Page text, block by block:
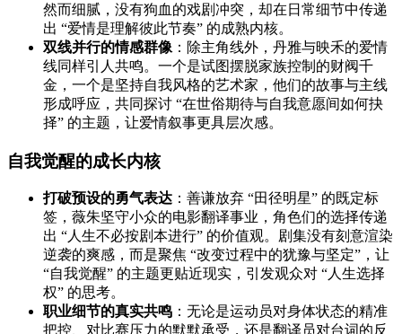
然而细腻，没有狗血的戏剧冲突，却在日常细节中传递
出 “爱情是理解彼此节奏” 的成熟内核。
双线并行的情感群像 ：除主角线外，丹雅与映禾的爱情
线同样引人共鸣。一个是试图摆脱家族控制的财阀千
金，一个是坚持自我风格的艺术家，他们的故事与主线
形成呼应，共同探讨 “在世俗期待与自我意愿间如何抉
择” 的主题，让爱情叙事更具层次感。
自我觉醒的成长内核
打破预设的勇气表达 ：善谦放弃 “田径明星” 的既定标
签，薇朱坚守小众的电影翻译事业，角色们的选择传递
出 “人生不必按剧本进行” 的价值观。剧集没有刻意渲染
逆袭的爽感，而是聚焦 “改变过程中的犹豫与坚定”，让
“自我觉醒” 的主题更贴近现实，引发观众对 “人生选择
权” 的思考。
职业细节的真实共鸣 ：无论是运动员对身体状态的精准
把控、对比赛压力的默默承受，还是翻译员对台词的反